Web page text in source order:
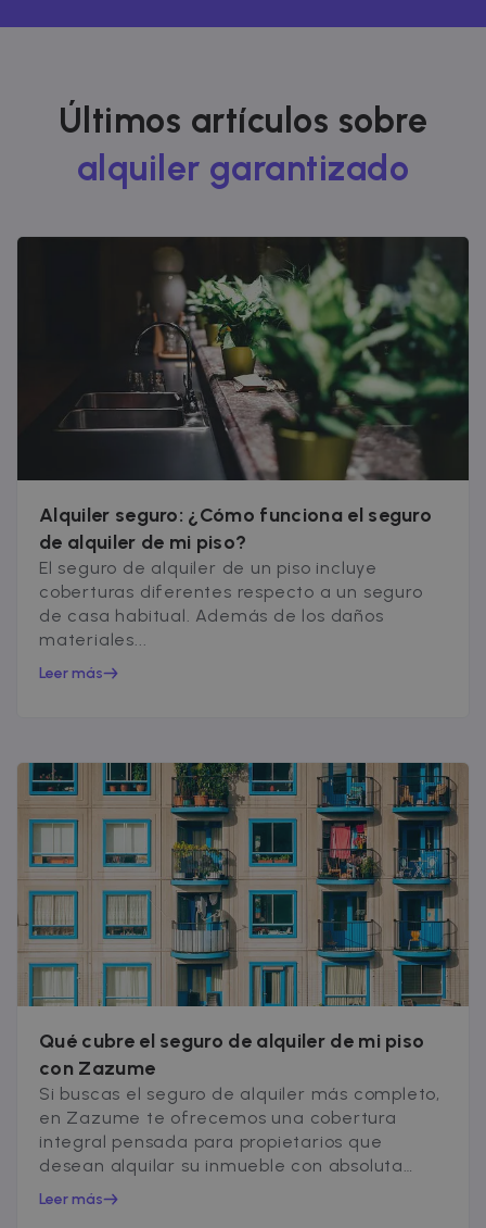
Últimos artículos sobre
alquiler garantizado
Alquiler seguro: ¿Cómo funciona el seguro
de alquiler de mi piso?
El seguro de alquiler de un piso incluye
coberturas diferentes respecto a un seguro
de casa habitual. Además de los daños
materiales...
Leer más
Qué cubre el seguro de alquiler de mi piso
con Zazume
Si buscas el seguro de alquiler más completo,
en Zazume te ofrecemos una cobertura
integral pensada para propietarios que
desean alquilar su inmueble con absoluta
tranquilidad...
Leer más